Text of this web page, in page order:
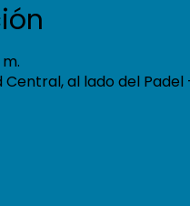
al lado del Padel